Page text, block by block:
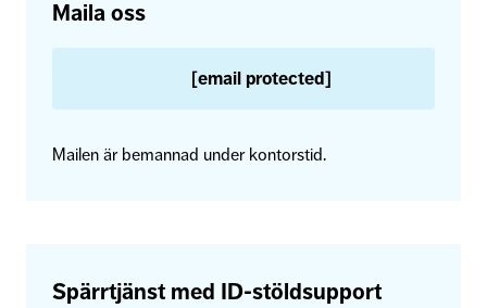
Namn
E-post (Obligatoriskt)
Maila oss
[email protected]
Mailen är bemannad under kontorstid.
Spärrtjänst med ID-stöldsupport